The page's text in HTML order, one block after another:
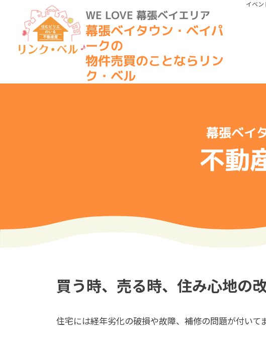
WE LOVE 幕張ベイエリア
幕張ベイタウン・ベイパ
ークの
物件売買のことならリン
ク・ベル
イベ
幕張ベイ
不動
買う時、売る時、住み心地の
住宅には経年劣化の破損や故障、補修の問題が付いて